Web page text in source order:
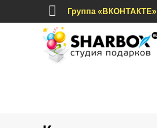
Группа «ВКОНТАКТЕ»